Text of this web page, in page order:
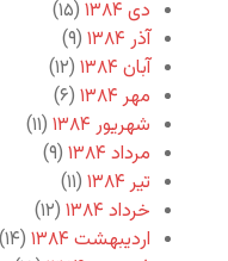
دی ۱۳۸۴
(۱۵)
آذر ۱۳۸۴
(۹)
آبان ۱۳۸۴
(۱۲)
مهر ۱۳۸۴
(۶)
شهریور ۱۳۸۴
(۱۱)
مرداد ۱۳۸۴
(۹)
تیر ۱۳۸۴
(۱۱)
خرداد ۱۳۸۴
(۱۲)
اردیبهشت ۱۳۸۴
(۱۴)